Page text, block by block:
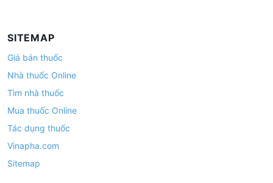
SITEMAP
Giá bán thuốc
Nhà thuốc Online
Tìm nhà thuốc
Mua thuốc Online
Tác dụng thuốc
Vinapha.com
Sitemap